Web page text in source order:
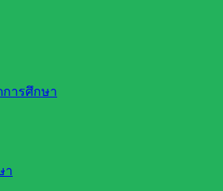
การศึกษา
า